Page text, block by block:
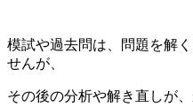
模試や過去問は、問題を解
せんが、
その後の分析や解き直しが、